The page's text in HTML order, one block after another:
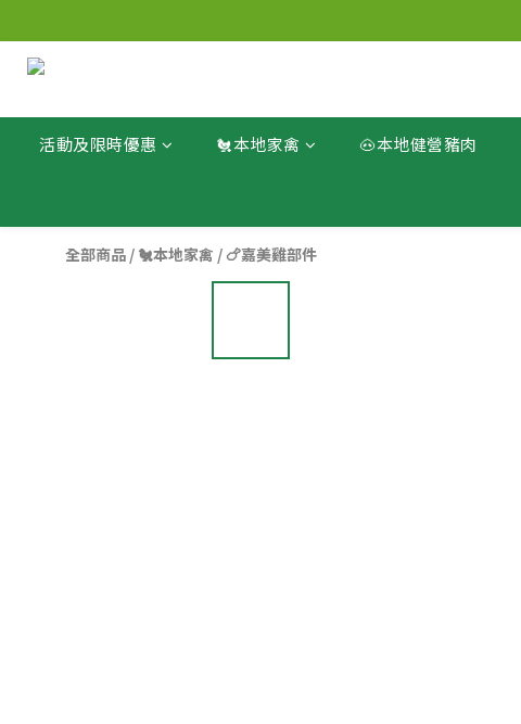
活動及限時優惠 🐔本地家禽 🐽本地健營豬肉
全部商品 / 🐔本地家禽 / 🍗嘉美雞部件